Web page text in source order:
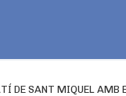
DE SANT MIQUEL AMB